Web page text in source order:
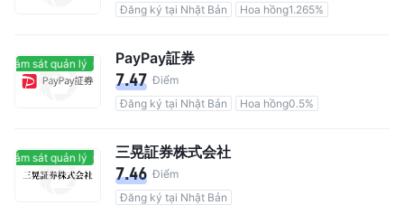
Đăng ký tại Nhật Bản
Hoa hồng1.265%
sát quản lý Có giám sát quản lý
PayPay証券
7.47 Điểm
Đăng ký tại Nhật Bản
Hoa hồng0.5%
sát quản lý Có giám sát quản lý
三晃証券株式会社
7.46 Điểm
Đăng ký tại Nhật Bản